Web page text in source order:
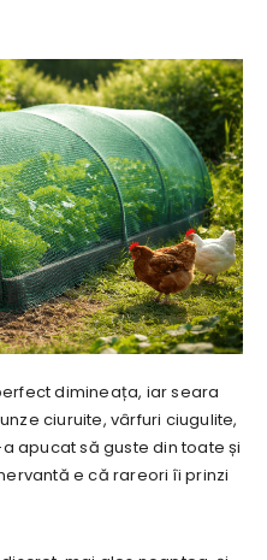
dimineața, iar seara
ciuruite, vârfuri ciugulite,
apucat să guste din toate și
e că rareori îi prinzi